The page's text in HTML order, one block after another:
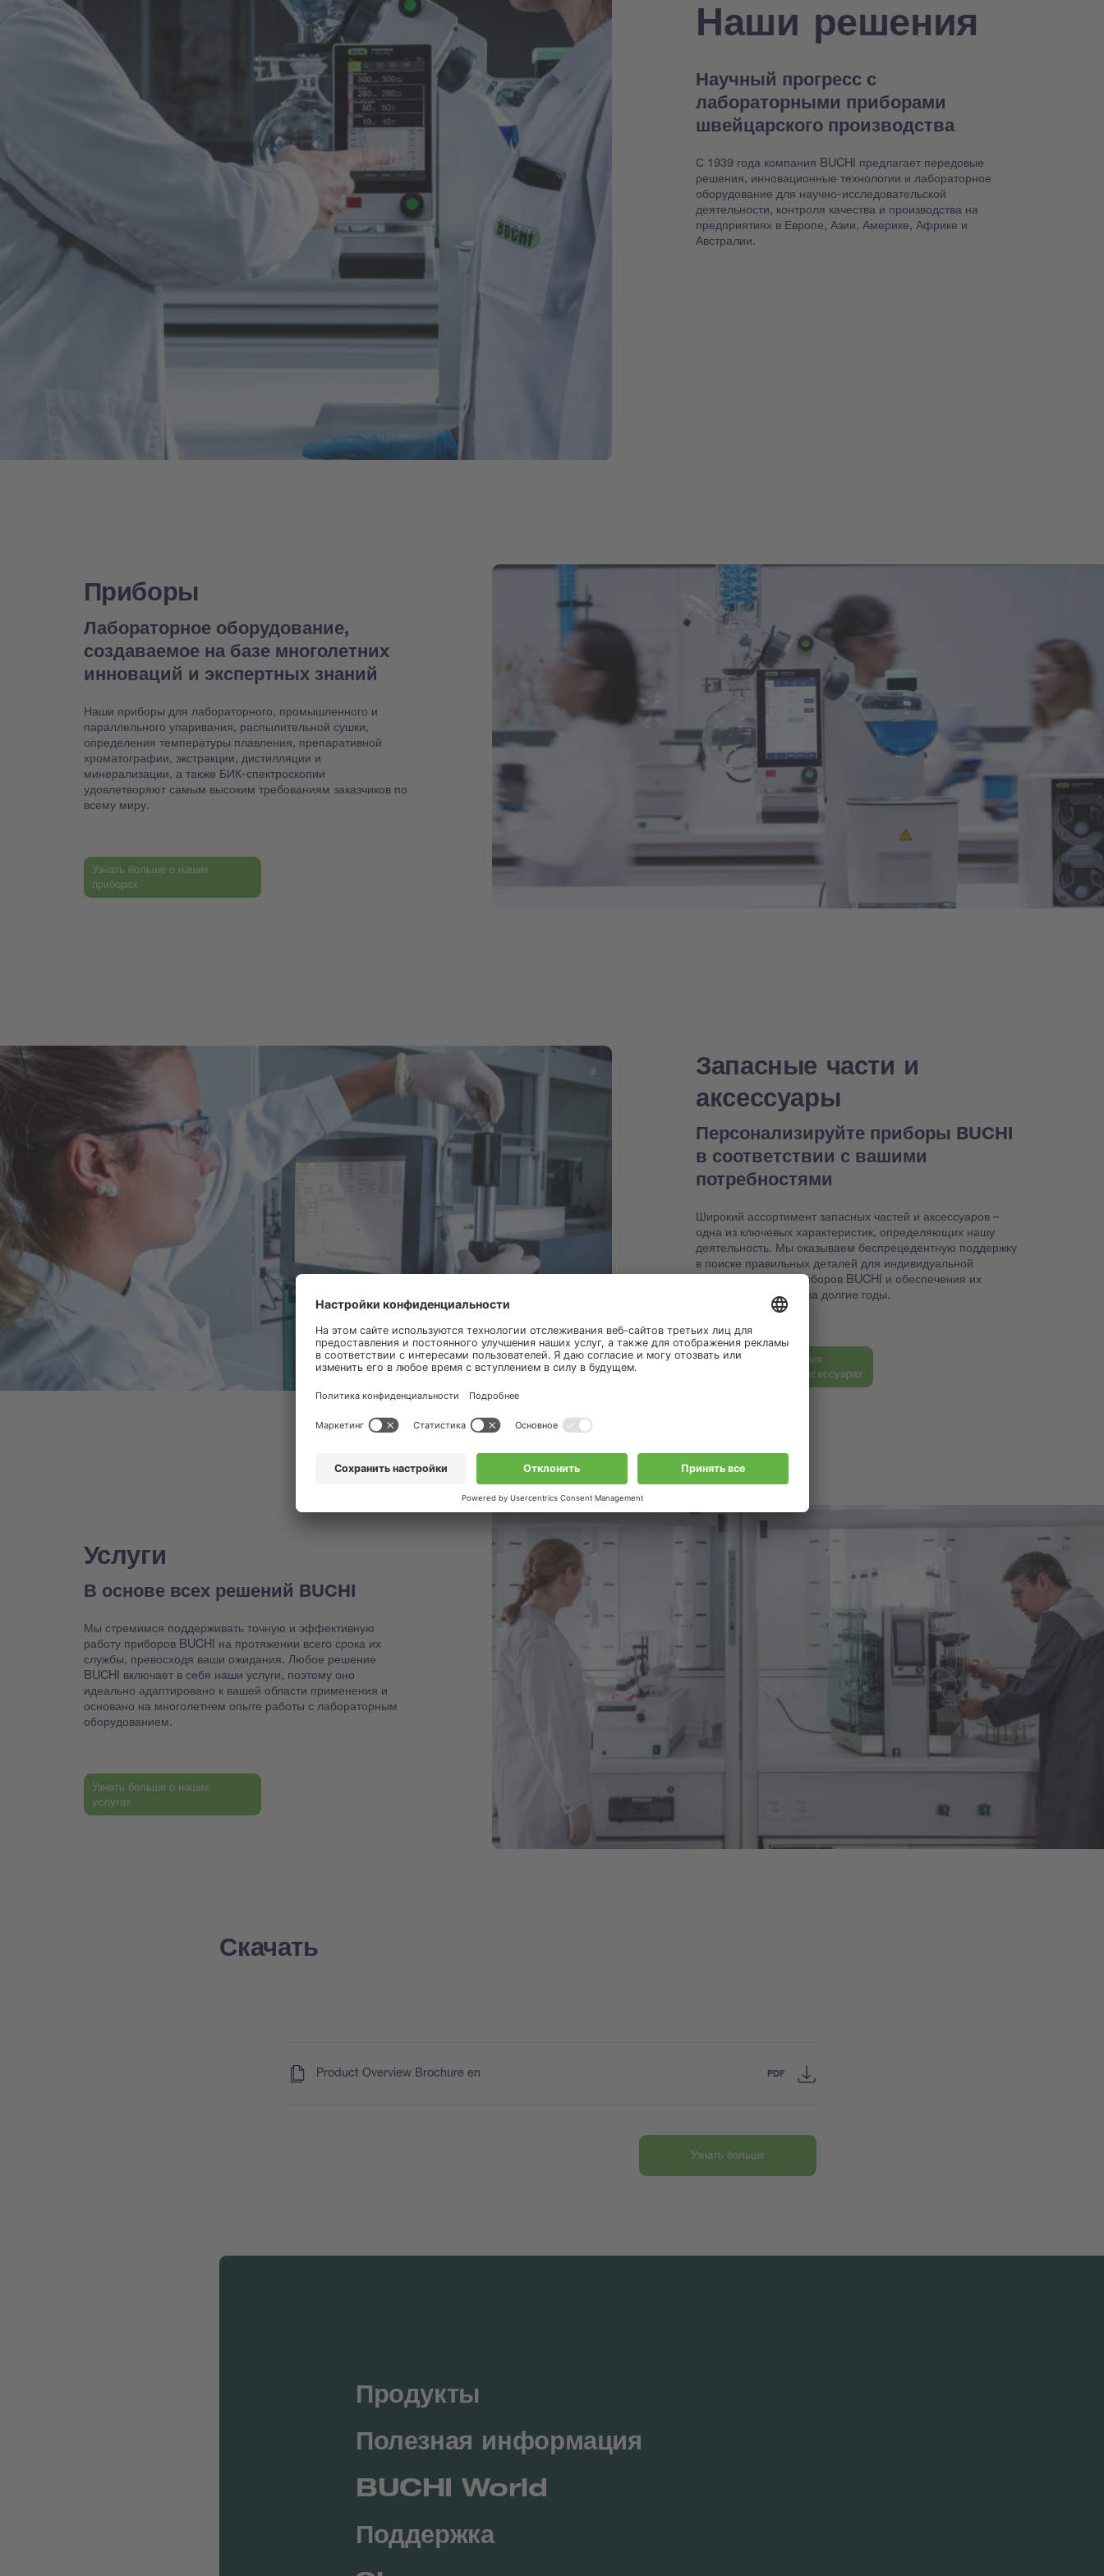
Наши решения
Научный прогресс с
лабораторными приборами
швейцарского производства
С 1939 года компания BUCHI предлагает передовые
решения, инновационные технологии и лабораторное
оборудование для научно-исследовательской
деятельности, контроля качества и производства на
предприятиях в Европе, Азии, Америке, Африке и
Австралии.
Приборы
Лабораторное оборудование,
создаваемое на базе многолетних
инноваций и экспертных знаний
Наши приборы для лабораторного, промышленного и
параллельного упаривания, распылительной сушки,
определения температуры плавления, препаративной
хроматографии, экстракции, дистилляции и
минерализации, а также БИК-спектроскопии
удовлетворяют самым высоким требованиям заказчиков по
всему миру.
Узнать больше о наших
приборах
Запасные части и
аксессуары
Персонализируйте приборы BUCHI
в соответствии с вашими
потребностями
Широкий ассортимент запасных частей и аксессуаров –
одна из ключевых характеристик, определяющих нашу
деятельность. Мы оказываем беспрецедентную поддержку
в поиске правильных деталей для индивидуальной
настройки ваших приборов BUCHI и обеспечения их
работоспособности на долгие годы.
Узнать больше о наших
запасных частях и аксессуарах
Услуги
В основе всех решений BUCHI
Мы стремимся поддерживать точную и эффективную
работу приборов BUCHI на протяжении всего срока их
службы, превосходя ваши ожидания. Любое решение
BUCHI включает в себя наши услуги, поэтому оно
идеально адаптировано к вашей области применения и
основано на многолетнем опыте работы с лабораторным
оборудованием.
Узнать больше о наших
услугах
Скачать
Product Overview Brochure en PDF
Узнать больше
Продукты
Полезная информация
BUCHI World
Поддержка